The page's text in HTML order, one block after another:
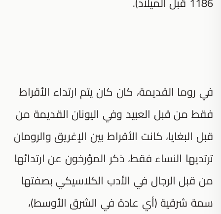
في روما القديمة، كان كان يتم ارتداء الأقراط
فقط من قبل العبيد وفي اليونان القديمة من
قبل البغايا، كانت الأقراط بين الإغريق والرومان
ترتديها النساء فقط، ذكر المؤرخون عن ارتدائها
من قبل الرجال في الأدب الكلاسيكي بصفتها
سمة شرقية (أي عادة في الشرق الأوسط)،